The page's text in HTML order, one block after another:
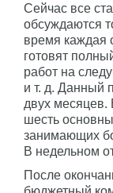
Сейчас все
обсуждаются
время каждая
готовят
работ на
и т. д. Данный
двух
шесть
занимающих
В недельном
После